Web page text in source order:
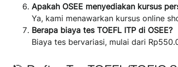
Apakah OSEE menyediakan kursus
Ya, kami menawarkan kursus online
Berapa biaya tes TOEFL ITP di OSEE?
Biaya tes bervariasi, mulai dari